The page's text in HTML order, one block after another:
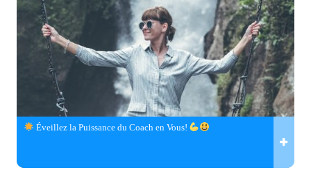
Éveillez la Puissance du Coach en Vous!